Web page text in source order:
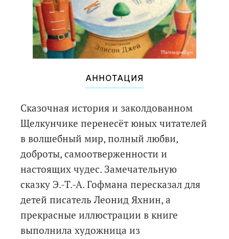
АННОТАЦИЯ
Сказочная история и заколдованном
Щелкунчике перенесёт юных читателей
в волшебный мир, полный любви,
доброты, самоотверженности и
настоящих чудес. Замечательную
сказку Э.-Т.-А. Гофмана пересказал для
детей писатель Леонид Яхнин, а
прекрасные иллюстрации в книге
выполнила художница из